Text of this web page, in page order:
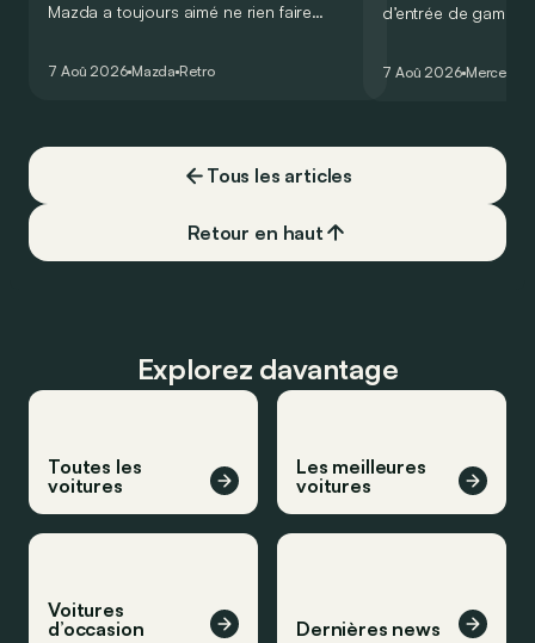
Mazda a toujours aimé ne rien faire
de la plus belle des manières…
7 Aoû 2026 Mazda Retro
d’entrée de
moins…
7 Aoû 2026 Mercedes
Tous les articles
Retour en haut
Explorez davantage
Toutes les
voitures
Les meilleures
voitures
Voitures
d’occasion
Dernières news